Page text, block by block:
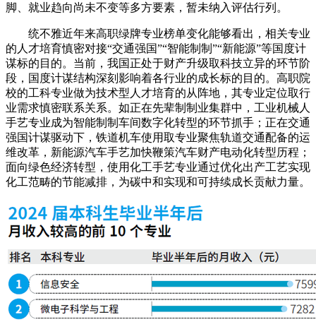
脚、就业趋向尚未不变等多方要素，暂未纳入评估行列。
统不雅近年来高职绿牌专业榜单变化能够看出，相关专业
的人才培育慎密对接“交通强国”“智能制制”“新能源”等国度计
谋标的目的。当前，我国正处于财产升级取科技立异的环节阶
段，国度计谋结构深刻影响着各行业的成长标的目的。高职院
校的工科专业做为技术型人才培育的从阵地，其专业定位取行
业需求慎密联系关系。如正在先辈制制业集群中，工业机械人
手艺专业成为智能制制车间数字化转型的环节抓手；正在交通
强国计谋驱动下，铁道机车使用取专业聚焦轨道交通配备的运
维改革，新能源汽车手艺加快鞭策汽车财产电动化转型历程；
面向绿色经济转型，使用化工手艺专业通过优化出产工艺实现
化工范畴的节能减排，为碳中和实现和可持续成长贡献力量。